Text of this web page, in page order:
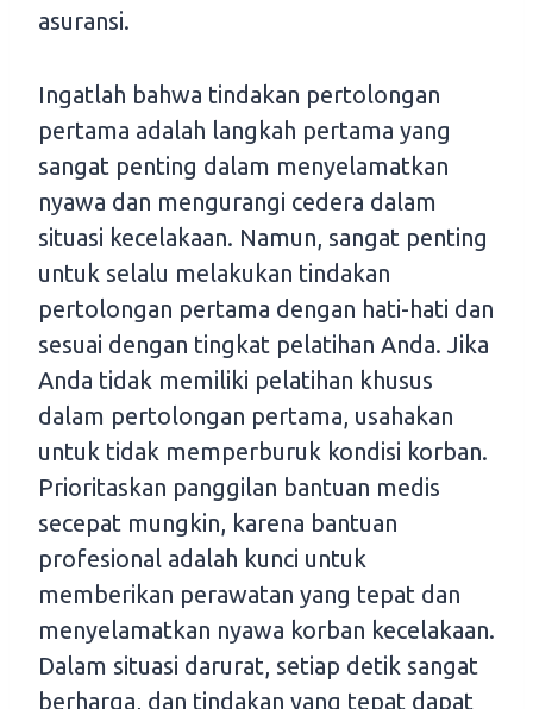
asuransi.
Ingatlah bahwa tindakan pertolongan
pertama adalah langkah pertama yang
sangat penting dalam menyelamatkan
nyawa dan mengurangi cedera dalam
situasi kecelakaan. Namun, sangat penting
untuk selalu melakukan tindakan
pertolongan pertama dengan hati-hati dan
sesuai dengan tingkat pelatihan Anda. Jika
Anda tidak memiliki pelatihan khusus
dalam pertolongan pertama, usahakan
untuk tidak memperburuk kondisi korban.
Prioritaskan panggilan bantuan medis
secepat mungkin, karena bantuan
profesional adalah kunci untuk
memberikan perawatan yang tepat dan
menyelamatkan nyawa korban kecelakaan.
Dalam situasi darurat, setiap detik sangat
berharga, dan tindakan yang tepat dapat